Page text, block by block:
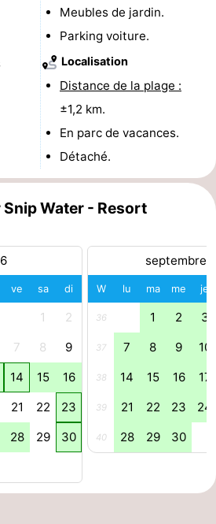
Meubles de jardin.
Parking voiture.
Localisation
Distance de la plage :
±1,2 km.
En parc de vacances.
Détaché.
Water - Resort
ve sa di
1 2
7 8 9
14 15 16
21 22 23
28 29 30
septembre
W lu ma me je
36 1 2 3
37 7 8 9 10
38 14 15 16 17
39 21 22 23 24
40 28 29 30